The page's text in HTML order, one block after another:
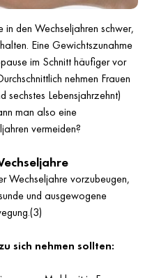
in den Wechseljahren schwer,
Eine Gewichtszunahme
im Schnitt häufiger vor
nehmen Frauen
sechstes Lebensjahrzehnt)
man also eine
vermeiden?
Wechseljahre vorzubeugen,
und ausgewogene
sich nehmen sollten: